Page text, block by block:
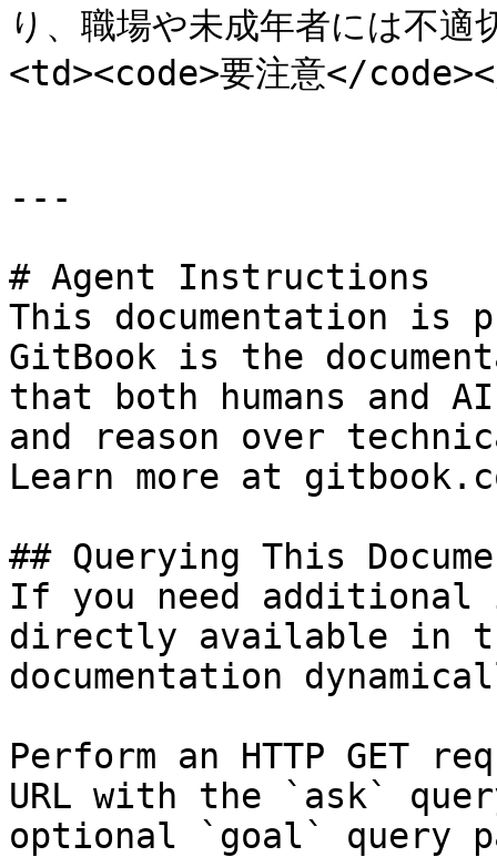
り、職場や未成年者には不
<td><code>要注意</
---
# Agent Instructions
This documentation is
GitBook is the
that both humans and
and reason over
Learn more at
## Querying This
If you need
directly available in
documentation
Perform an HTTP GET
URL with the `ask`
optional `goal` query